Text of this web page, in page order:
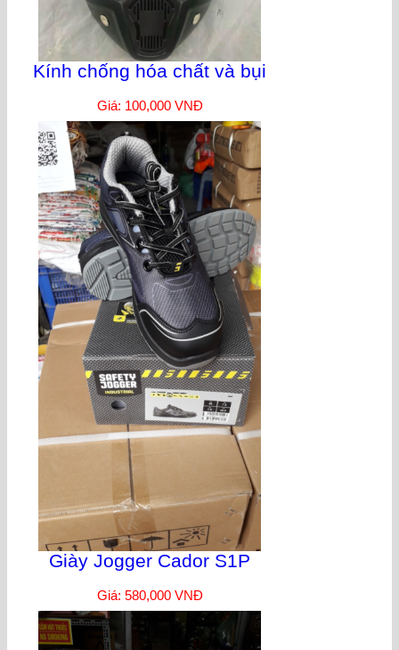
Kính chống hóa chất và bụi
Giá: 100,000 VNĐ
Giày Jogger Cador S1P
Giá: 580,000 VNĐ